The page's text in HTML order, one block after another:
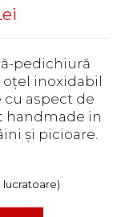
pedichiură
inoxidabil
aspect de
handmade in
și picioare.
lucratoare)